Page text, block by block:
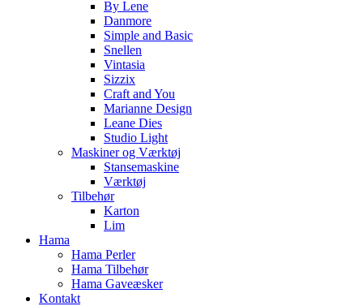
By Lene
Danmore
Simple and Basic
Snellen
Vintasia
Sizzix
Craft and You
Marianne Design
Leane Dies
Studio Light
Maskiner og Værktøj
Stansemaskine
Værktøj
Tilbehør
Karton
Lim
Hama
Hama Perler
Hama Tilbehør
Hama Gaveæsker
Kontakt